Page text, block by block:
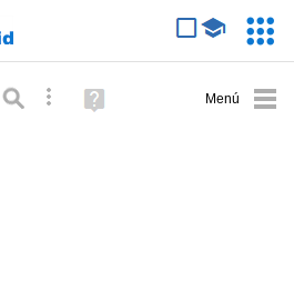
Búsqueda avanzada
Ayuda
(en